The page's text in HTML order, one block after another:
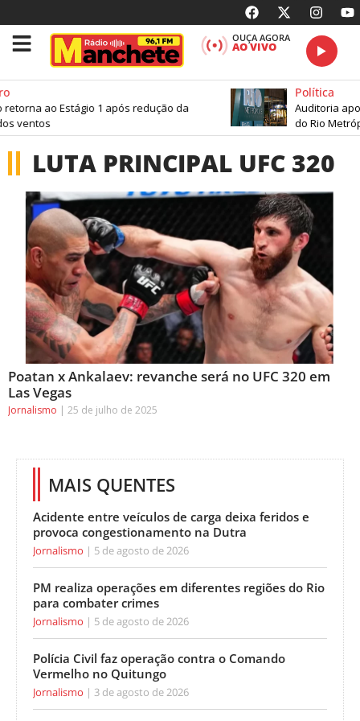
OUÇA AGORA
AO VIVO
ao Estágio 1 após redução da
ventos
Política
Auditoria
do Rio
LUTA PRINCIPAL UFC 320
Poatan x Ankalaev: revanche será no UFC 320 em
Las Vegas
Jornalismo 25 de julho de 2025
MAIS QUENTES
Acidente entre veículos de carga deixa feridos e
provoca congestionamento na Dutra
Jornalismo 5 de agosto de 2026
PM realiza operações em diferentes regiões do Rio
para combater crimes
Jornalismo 5 de agosto de 2026
Polícia Civil faz operação contra o Comando
Vermelho no Quitungo
Jornalismo 3 de agosto de 2026